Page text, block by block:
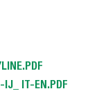
IJ_ IT-EN.PDF